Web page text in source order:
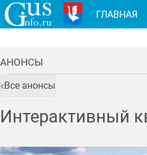
АНОНСЫ
Все анонсы
Интерактивный
ГЛАВНАЯ